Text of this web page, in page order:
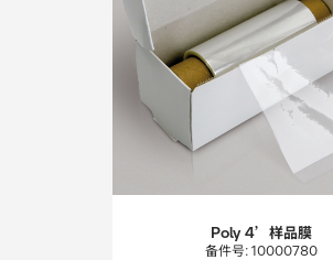
Poly 4’样品膜
备件号: 10000780